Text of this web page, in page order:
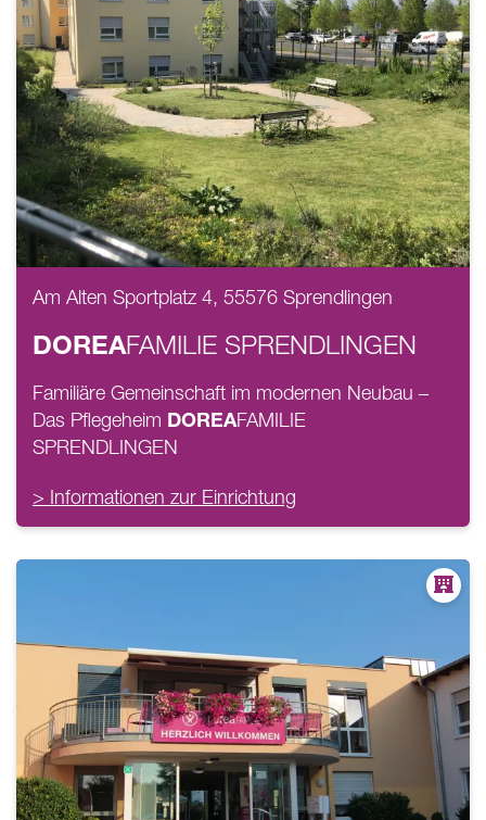
Am Alten Sportplatz 4, 55576 Sprendlingen
DOREAFAMILIE SPRENDLINGEN
Familiäre Gemeinschaft im modernen Neubau –
Das Pflegeheim DOREAFAMILIE
SPRENDLINGEN
> Informationen zur Einrichtung